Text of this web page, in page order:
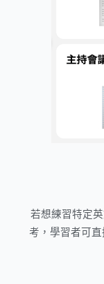
若想練習特定
考，學習者可